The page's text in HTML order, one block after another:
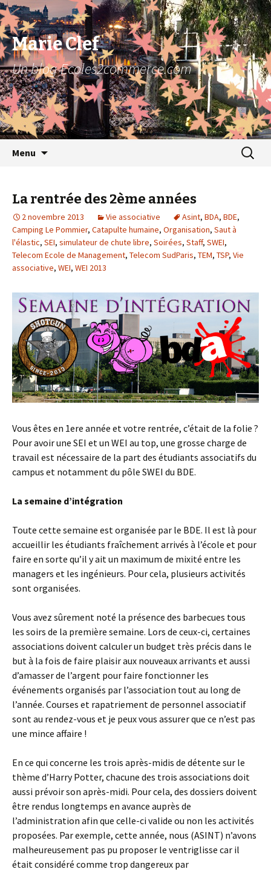
Marie Clef
Un blog Ecoles2commerce.com
Menu
pour :
La rentrée des 2ème années
2 novembre 2013 Vie associative Asint, BDA, BDE,
Camping Le Pommier, Catapulte humaine, Organisation, Saut à
l'élastic, SEI, simulateur de chute libre, Soirées, Staff, SWEI,
Telecom Ecole de Management, Telecom SudParis, TEM, TSP, Vie
associative, WEI, WEI 2013
Vous êtes en 1ere année et votre rentrée, c’était de la folie ?
Pour avoir une SEI et un WEI au top, une grosse charge de
travail est nécessaire de la part des étudiants associatifs du
campus et notamment du pôle SWEI du BDE.
La semaine d’intégration
Toute cette semaine est organisée par le BDE. Il est là pour
accueillir les étudiants fraîchement arrivés à l’école et pour
faire en sorte qu’il y ait un maximum de mixité entre les
managers et les ingénieurs. Pour cela, plusieurs activités
sont organisées.
Vous avez sûrement noté la présence des barbecues tous
les soirs de la première semaine. Lors de ceux-ci, certaines
associations doivent calculer un budget très précis dans le
but à la fois de faire plaisir aux nouveaux arrivants et aussi
d’amasser de l’argent pour faire fonctionner les
événements organisés par l’association tout au long de
l’année. Courses et rapatriement de personnel associatif
sont au rendez-vous et je peux vous assurer que ce n’est pas
une mince affaire !
En ce qui concerne les trois après-midis de détente sur le
thème d’Harry Potter, chacune des trois associations doit
aussi prévoir son après-midi. Pour cela, des dossiers doivent
être rendus longtemps en avance auprès de
l’administration afin que celle-ci valide ou non les activités
proposées. Par exemple, cette année, nous (ASINT) n’avons
malheureusement pas pu proposer le ventriglisse car il
était considéré comme trop dangereux par